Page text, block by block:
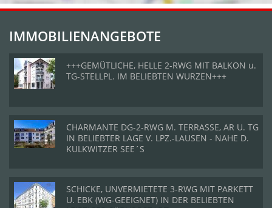
IMMOBILIENANGEBOTE
+++GEMÜTLICHE, HELLE 2-RWG MIT BALKON u.
TG-STELLPL. IM BELIEBTEN WURZEN+++
CHARMANTE DG-2-RWG M. TERRASSE, AR U. TG
IN BELIEBTER LAGE V. LPZ.-LAUSEN - NAHE D.
KULKWITZER SEE´S
SCHICKE, UNVERMIETETE 3-RWG MIT PARKETT
U. EBK (WG-GEEIGNET) IN DER BELIEBTEN